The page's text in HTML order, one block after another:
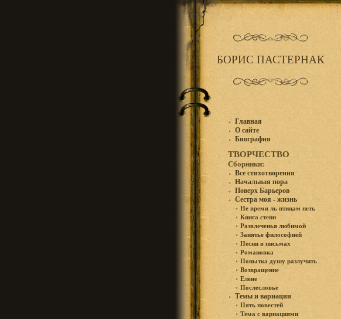
БОРИС ПАСТЕРНАК
Главная
О сайте
Биография
ТВОРЧЕСТВО
Сборники:
Все стихотворения
Начальная пора
Поверх Барьеров
Сестра моя - жизнь
Не время ль птицам петь
Книга степи
Развлеченья любимой
Занятье философией
Песни в письмах
Романовка
Попытка душу разлучить
Возвращение
Елене
Послесловье
Темы и вариации
Пять повестей
Тема с вариациями